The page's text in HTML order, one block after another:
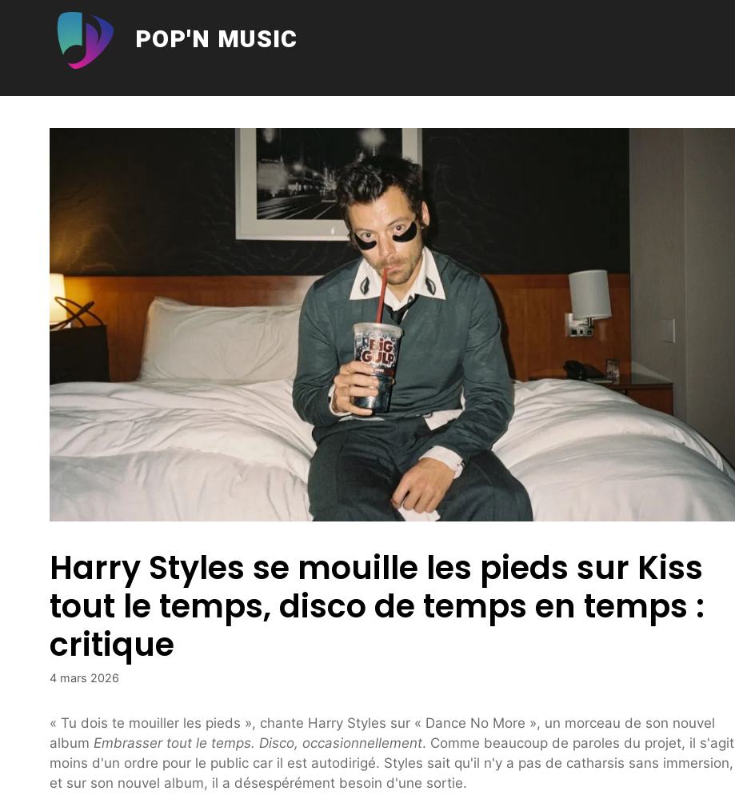
POP'N MUSIC
Harry Styles se mouille les pieds sur Kiss
tout le temps, disco de temps en temps :
critique
4 mars 2026
« Tu dois te mouiller les pieds », chante Harry Styles sur « Dance No More », un morceau de son nouvel
album Embrasser tout le temps. Disco, occasionnellement. Comme beaucoup de paroles du projet, il s'agit
moins d'un ordre pour le public car il est autodirigé. Styles sait qu'il n'y a pas de catharsis sans immersion,
et sur son nouvel album, il a désespérément besoin d'une sortie.